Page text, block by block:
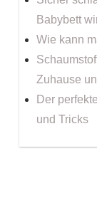
Babybett
Wie kann
Zuhause
Der
und Tricks